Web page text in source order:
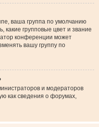
ваша группа по умолчанию
какие групповые цвет и звание
конференции может
вашу группу по
и модераторов
как сведения о форумах,